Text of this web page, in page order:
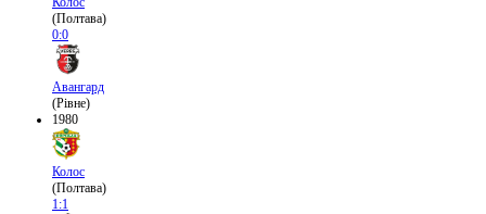
(Полтава)
0:0
Авангард
(Рівне)
1980
Колос
(Полтава)
1:1